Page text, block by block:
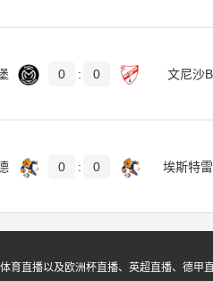
0 : 0 文尼沙
0 : 0 埃斯特
育直播以及欧洲杯直播、英超直播、德